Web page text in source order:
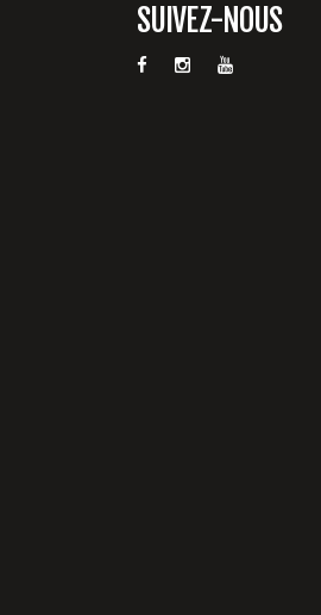
SUIVEZ-NOUS